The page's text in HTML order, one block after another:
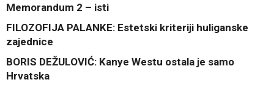
Memorandum 2 – isti
FILOZOFIJA PALANKE: Estetski kriteriji huliganske
zajednice
BORIS DEŽULOVIĆ: Kanye Westu ostala je samo
Hrvatska